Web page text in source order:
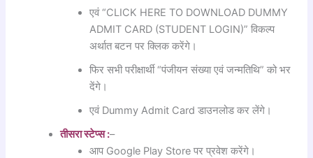
एवं “CLICK HERE TO DOWNLOAD DUMMY
ADMIT CARD (STUDENT LOGIN)” विकल्प
अर्थात बटन पर क्लिक करेंगे।
फिर सभी परीक्षार्थी “पंजीयन संख्या एवं जन्मतिथि” को भर
देंगे।
एवं Dummy Admit Card डाउनलोड कर लेंगे।
तीसरा स्टेप्स :–
आप Google Play Store पर प्रवेश करेंगे।